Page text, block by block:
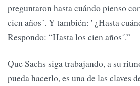
preguntaron hasta cuándo pienso
cien años´. Y también: ' ¿Hasta
Respondo: “Hasta los cien años´.”
Que Sachs siga trabajando, a su
pueda hacerlo, es una de las claves